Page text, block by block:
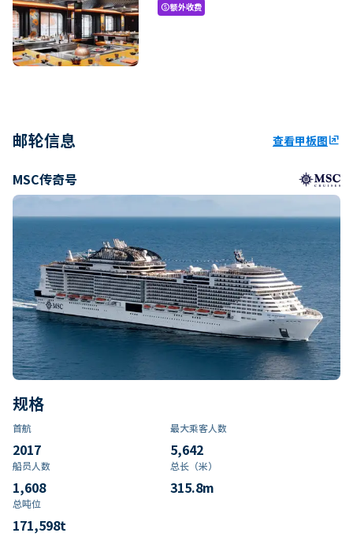
paid额外收费
邮轮信息 查看甲板图ungroup
MSC传奇号
规格
首航
2017
最大乘客人数
5,642
船员人数
1,608
总长（米）
315.8m
总吨位
171,598t